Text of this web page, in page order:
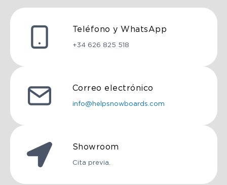
Teléfono y WhatsApp
+34 626 825 518
Correo electrónico
info@helpsnowboards.com
Showroom
Cita previa.